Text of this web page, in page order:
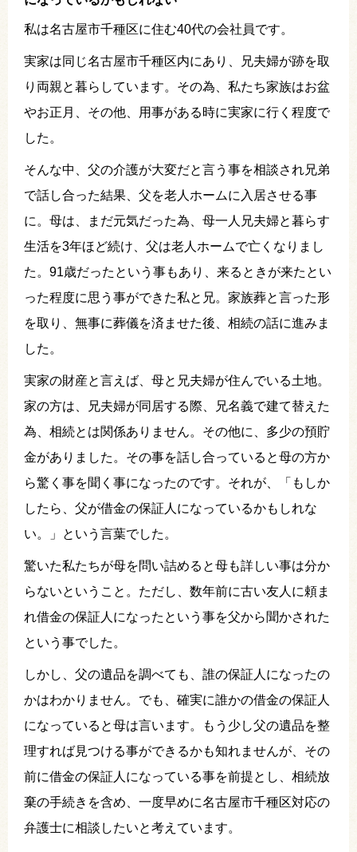
私は名古屋市千種区に住む40代の会社員です。
実家は同じ名古屋市千種区内にあり、兄夫婦が跡を取
り両親と暮らしています。その為、私たち家族はお盆
やお正月、その他、用事がある時に実家に行く程度で
した。
そんな中、父の介護が大変だと言う事を相談され兄弟
で話し合った結果、父を老人ホームに入居させる事
に。母は、まだ元気だった為、母一人兄夫婦と暮らす
生活を3年ほど続け、父は老人ホームで亡くなりまし
た。91歳だったという事もあり、来るときが来たとい
った程度に思う事ができた私と兄。家族葬と言った形
を取り、無事に葬儀を済ませた後、相続の話に進みま
した。
実家の財産と言えば、母と兄夫婦が住んでいる土地。
家の方は、兄夫婦が同居する際、兄名義で建て替えた
為、相続とは関係ありません。その他に、多少の預貯
金がありました。その事を話し合っていると母の方か
ら驚く事を聞く事になったのです。それが、「もしか
したら、父が借金の保証人になっているかもしれな
い。」という言葉でした。
驚いた私たちが母を問い詰めると母も詳しい事は分か
らないということ。ただし、数年前に古い友人に頼ま
れ借金の保証人になったという事を父から聞かされた
という事でした。
しかし、父の遺品を調べても、誰の保証人になったの
かはわかりません。でも、確実に誰かの借金の保証人
になっていると母は言います。もう少し父の遺品を整
理すれば見つける事ができるかも知れませんが、その
前に借金の保証人になっている事を前提とし、相続放
棄の手続きを含め、一度早めに名古屋市千種区対応の
弁護士に相談したいと考えています。